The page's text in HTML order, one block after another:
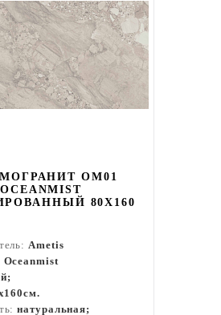
OM01
OCEANMIST
80X160
Ametis
Oceanmist
натуральная;